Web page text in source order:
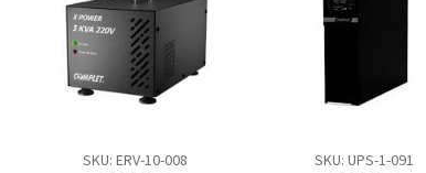
SKU: ERV-10-008
SKU: UPS-1-091